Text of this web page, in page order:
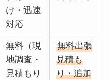
け・迅速
対応
無料（現
地調査・
見積もり
無料出張
見積も
り・追加